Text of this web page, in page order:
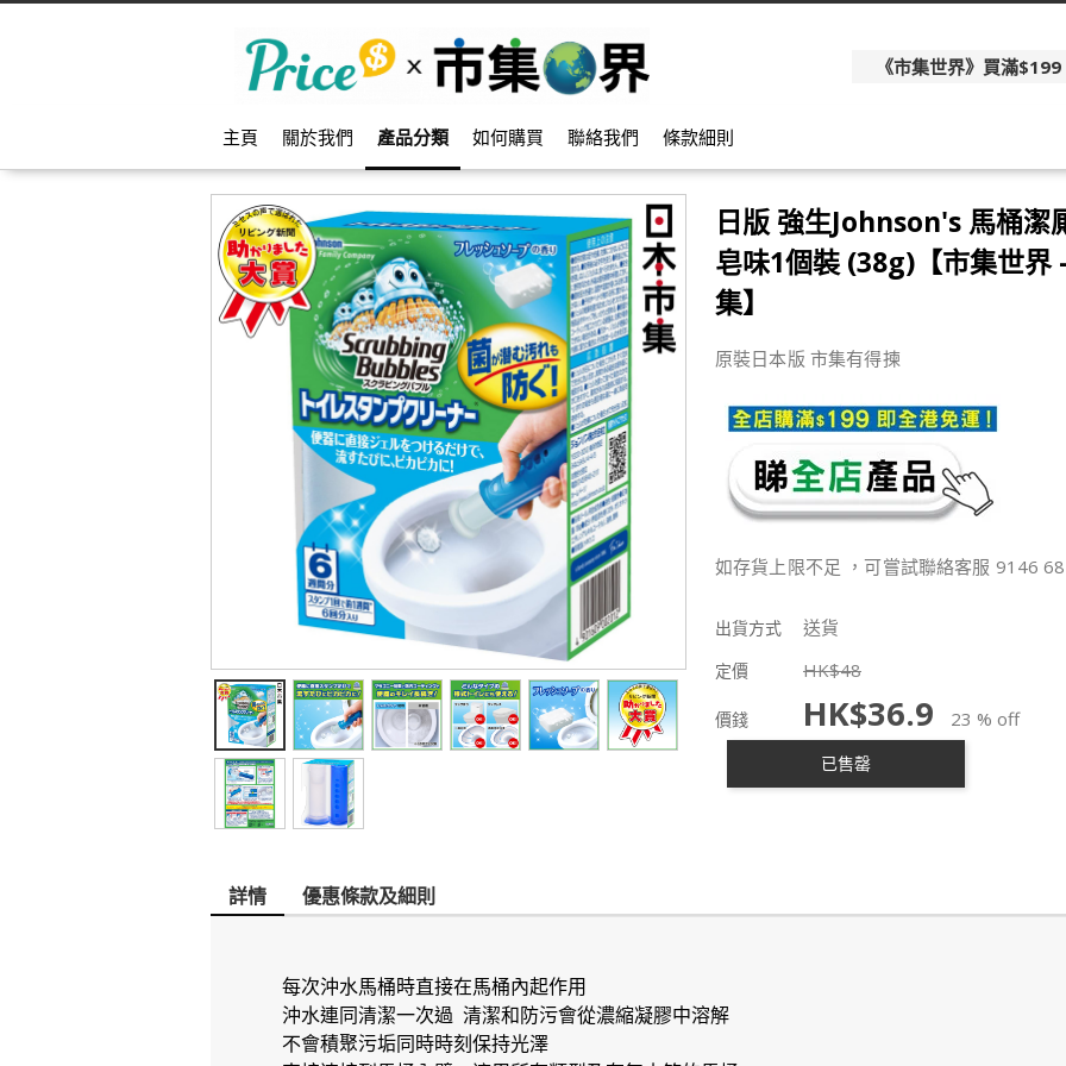
《市集世界》買滿
主頁 關於我們 產品分類 如何購買 聯絡我們 條款細則
日版 強生Johnson's 馬桶潔
皂味1個裝 (38g)【市集世界
集】
原裝日本版 市集有得揀
如存貨上限不足 ，可嘗試聯絡客服 9146
出貨方式 送貨
定價 HK$48
價錢 HK$36.9 23 % off
已售罄
詳情 優惠條款及細則
每次沖水馬桶時直接在馬桶內起作用
沖水連同清潔一次過 清潔和防污會從濃縮凝膠中溶解
不會積聚污垢同時時刻保持光澤